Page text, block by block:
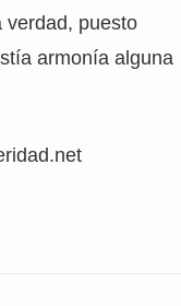
verdad, puesto
armonía alguna